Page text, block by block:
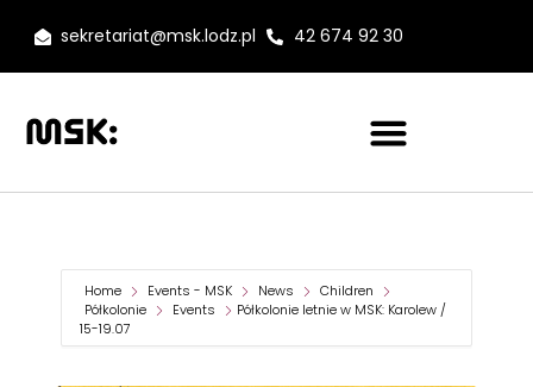
sekretariat@msk.lodz.pl 42 674 92 30
Home Events - MSK News
Children
Półkolonie
Events
Półkolonie letnie w MSK: Karolew /
15-19.07